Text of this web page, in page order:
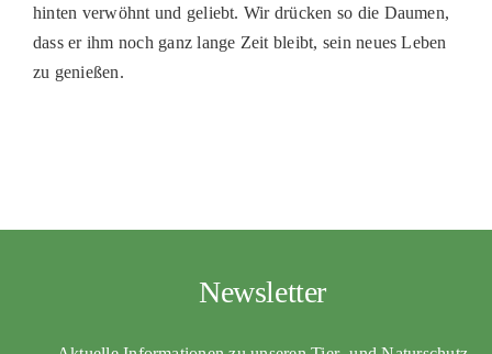
4KIDS
hinten verwöhnt und geliebt. Wir drücken so die Daumen,
dass er ihm noch ganz lange Zeit bleibt, sein neues Leben
zu genießen.
Newsletter